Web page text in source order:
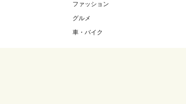
ファッション
グルメ
車・バイク